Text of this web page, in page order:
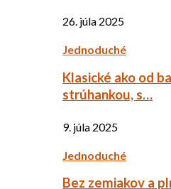
26. júla 2025
Jednoduché
Klasické ako od
strúhankou, s…
9. júla 2025
Jednoduché
Bez zemiakov a